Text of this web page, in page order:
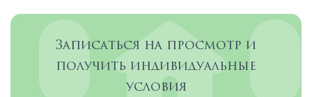
Записаться на просмотр и
получить индивидуальные
условия